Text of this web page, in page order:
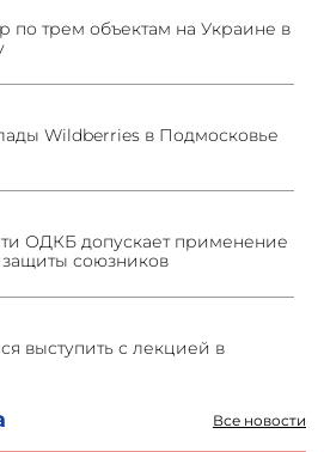
Все новости
по трем объектам на Украине в
Wildberries в Подмосковье
ОДКБ допускает применение
союзников
выступить с лекцией в